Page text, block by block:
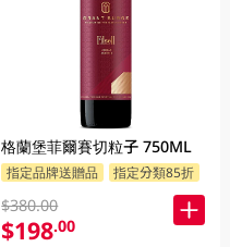
格蘭堡菲爾賽切粒子 750ML
指定品牌送贈品 指定分類85折
$380.00
$198.00